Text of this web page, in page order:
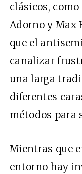
clásicos,
Adorno y Max
que el
canalizar
una larga
diferentes
métodos para
Mientras que
entorno hay